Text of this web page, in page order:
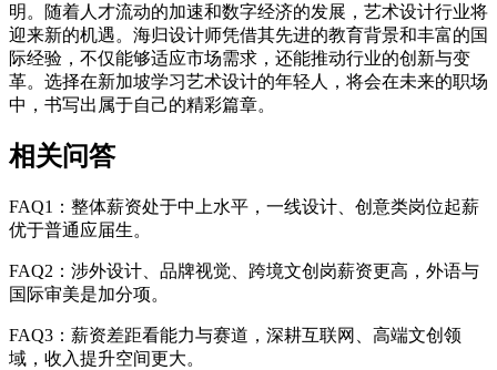
明。随着人才流动的加速和数字经济的发展，艺术设计行业将
迎来新的机遇。海归设计师凭借其先进的教育背景和丰富的国
际经验，不仅能够适应市场需求，还能推动行业的创新与变
革。选择在新加坡学习艺术设计的年轻人，将会在未来的职场
中，书写出属于自己的精彩篇章。
相关问答
FAQ1：整体薪资处于中上水平，一线设计、创意类岗位起薪
优于普通应届生。
FAQ2：涉外设计、品牌视觉、跨境文创岗薪资更高，外语与
国际审美是加分项。
FAQ3：薪资差距看能力与赛道，深耕互联网、高端文创领
域，收入提升空间更大。